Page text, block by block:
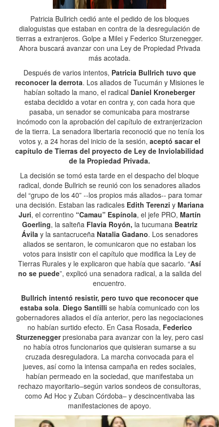
Patricia Bullrich cedió ante el pedido de los bloques
dialoguistas que estaban en contra de la desregulación de
tierras a extranjeros. Golpe a Milei y Federico Sturzenegger.
Ahora buscará avanzar con una Ley de Propiedad Privada
más acotada.
Después de varios intentos, Patricia Bullrich tuvo que
reconocer la derrota. Los aliados de Tucumán y Misiones le
habían soltado la mano, el radical Daniel Kroneberger
estaba decidido a votar en contra y, con cada hora que
pasaba, un senador se comunicaba para mostrarse
incómodo con la aprobación del capítulo de extranjerizacion
de la tierra. La senadora libertaria reconoció que no tenía los
votos y, a 24 horas del inicio de la sesión, aceptó sacar el
capítulo de Tierras del proyecto de Ley de Inviolabilidad
de la Propiedad Privada.
La decisión se tomó esta tarde en el despacho del bloque
radical, donde Bullrich se reunió con los senadores aliados
del “grupo de los 40” --los propios más aliados-- para tomar
una decisión. Estaban las radicales Edith Terenzi y Mariana
Juri, el correntino “Camau” Espínola, el jefe PRO, Martín
Goerling, la salteña Flavia Royón, la tucumana Beatriz
Ávilay la santacruceñaNatalia Gadano. Los senadores
aliados se sentaron, le comunicaron que no estaban los
votos para insistir con el capítulo que modifica la Ley de
Tierras Rurales y le explicaron que había que sacarlo. “Así
no se puede”, explicó una senadora radical, a la salida del
encuentro.
Bullrich intentó resistir, pero tuvo que reconocer que
estaba sola. Diego Santilli se había comunicado con los
gobernadores aliados el día anterior, pero las negociaciones
no habían surtido efecto. En Casa Rosada, Federico
Sturzeneggerpresionaba para avanzar con la ley, pero casi
no había otros funcionarios que quisieran sumarse a su
cruzada desreguladora. La marcha convocada para el
jueves, así como la intensa campaña en redes sociales,
habían permeado en la sociedad, que manifestaba un
rechazo mayoritario–según varios sondeos de consultoras,
como Ad Hoc y Zuban Córdoba– y descincentivaba las
manifestaciones de apoyo.